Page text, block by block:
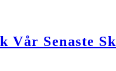
Senaste